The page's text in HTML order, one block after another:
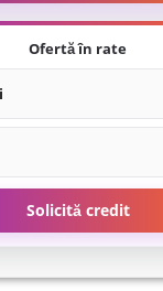
Ofertă în rate
Solicită credit